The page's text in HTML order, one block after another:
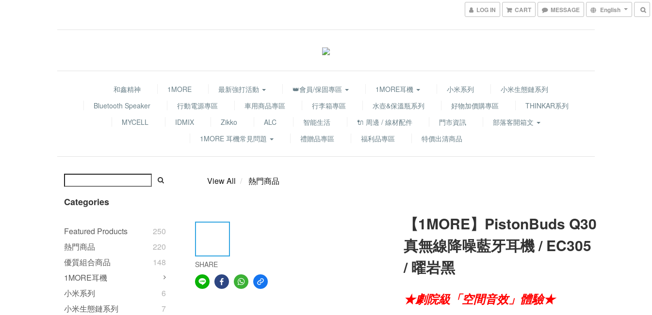
LOG IN CART MESSAGE English
和鑫精神 1MORE 最新強打活動 👑會員/保固專區 1MORE耳機 小米系列
小米生態鏈系列
Bluetooth Speaker
行動電源專區 車用商品專區 行李箱專區 水壺&保溫瓶系列 好物加價購專區
THINKAR系列
MYCELL
IDMIX Zikko ALC 智能生活 🔌 周邊 / 線材配件 門市資訊
部落客開箱文
1MORE 耳機常見問題
禮贈品專區 福利品專區 特價出清商品
Categories
Featured Products
250
熱門商品
220
優質組合商品
148
1MORE耳機
小米系列
6
小米生態鏈系列
7
View All 熱門商品
SHARE
【1MORE】PistonBuds Q30
真無線降噪藍牙耳機 / EC305
/ 曜岩黑
★劇院級「空間音效」體驗★